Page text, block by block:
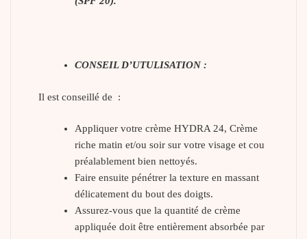
CONSEIL D’UTULISATION :
Il est conseillé de :
Appliquer votre crème HYDRA 24, Crème
riche matin et/ou soir sur votre visage et cou
préalablement bien nettoyés.
Faire ensuite pénétrer la texture en massant
délicatement du bout des doigts.
Assurez-vous que la quantité de crème
appliquée doit être entièrement absorbée par